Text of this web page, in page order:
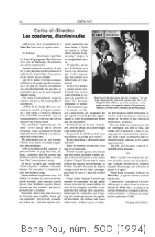
Bona Pau, núm. 500 (1994)